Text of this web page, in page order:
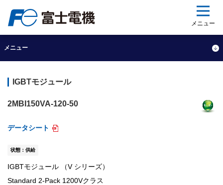
メニュー
メニュー
IGBTモジュール
2MBI150VA-120-50
データシート
状態：供給
IGBTモジュール （V シリーズ）
Standard 2-Pack 1200Vクラス